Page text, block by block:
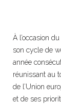
À l’occasion
son cycle de
année
réunissant au
de l’Union
et de ses